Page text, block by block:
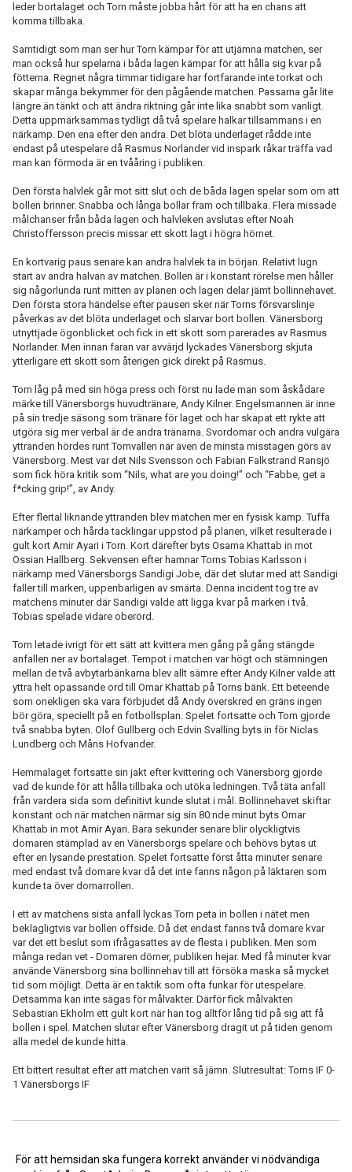
leder bortalaget och Torn måste jobba hårt för att ha en chans att
komma tillbaka.
Samtidigt som man ser hur Torn kämpar för att utjämna matchen, ser
man också hur spelarna i båda lagen kämpar för att hålla sig kvar på
fötterna. Regnet några timmar tidigare har fortfarande inte torkat och
skapar många bekymmer för den pågående matchen. Passarna går lite
längre än tänkt och att ändra riktning går inte lika snabbt som vanligt.
Detta uppmärksammas tydligt då två spelare halkar tillsammans i en
närkamp. Den ena efter den andra. Det blöta underlaget rådde inte
endast på utespelare då Rasmus Norlander vid inspark råkar träffa vad
man kan förmoda är en tvååring i publiken.
Den första halvlek går mot sitt slut och de båda lagen spelar som om att
bollen brinner. Snabba och långa bollar fram och tillbaka. Flera missade
målchanser från båda lagen och halvleken avslutas efter Noah
Christoffersson precis missar ett skott lagt i högra hörnet.
En kortvarig paus senare kan andra halvlek ta in början. Relativt lugn
start av andra halvan av matchen. Bollen är i konstant rörelse men håller
sig någorlunda runt mitten av planen och lagen delar jämt bollinnehavet.
Den första stora händelse efter pausen sker när Torns försvarslinje
påverkas av det blöta underlaget och slarvar bort bollen. Vänersborg
utnyttjade ögonblicket och fick in ett skott som parerades av Rasmus
Norlander. Men innan faran var avvärjd lyckades Vänersborg skjuta
ytterligare ett skott som återigen gick direkt på Rasmus.
Torn låg på med sin höga press och först nu lade man som åskådare
märke till Vänersborgs huvudtränare, Andy Kilner. Engelsmannen är inne
på sin tredje säsong som tränare för laget och har skapat ett rykte att
utgöra sig mer verbal är de andra tränarna. Svordomar och andra vulgära
yttranden hördes runt Tornvallen när även de minsta misstagen görs av
Vänersborg. Mest var det Nils Svensson och Fabian Falkstrand Ransjö
som fick höra kritik som “Nils, what are you doing!” och “Fabbe, get a
f*cking grip!”, av Andy.
Efter flertal liknande yttranden blev matchen mer en fysisk kamp. Tuffa
närkamper och hårda tacklingar uppstod på planen, vilket resulterade i
gult kort Amir Ayari i Torn. Kort därefter byts Osama Khattab in mot
Ossian Hallberg. Sekvensen efter hamnar Torns Tobias Karlsson i
närkamp med Vänersborgs Sandigi Jobe, där det slutar med att Sandigi
faller till marken, uppenbarligen av smärta. Denna incident tog tre av
matchens minuter där Sandigi valde att ligga kvar på marken i två.
Tobias spelade vidare oberörd.
Torn letade ivrigt för ett sätt att kvittera men gång på gång stängde
anfallen ner av bortalaget. Tempot i matchen var högt och stämningen
mellan de två avbytarbänkarna blev allt sämre efter Andy Kilner valde att
yttra helt opassande ord till Omar Khattab på Torns bänk. Ett beteende
som onekligen ska vara förbjudet då Andy överskred en gräns ingen
bör göra, speciellt på en fotbollsplan. Spelet fortsatte och Torn gjorde
två snabba byten. Olof Gullberg och Edvin Svalling byts in för Niclas
Lundberg och Måns Hofvander.
Hemmalaget fortsatte sin jakt efter kvittering och Vänersborg gjorde
vad de kunde för att hålla tillbaka och utöka ledningen. Två täta anfall
från vardera sida som definitivt kunde slutat i mål. Bollinnehavet skiftar
konstant och när matchen närmar sig sin 80:nde minut byts Omar
Khattab in mot Amir Ayari. Bara sekunder senare blir olyckligtvis
domaren stämplad av en Vänersborgs spelare och behövs bytas ut
efter en lysande prestation. Spelet fortsatte först åtta minuter senare
med endast två domare kvar då det inte fanns någon på läktaren som
kunde ta över domarrollen.
I ett av matchens sista anfall lyckas Torn peta in bollen i nätet men
beklagligtvis var bollen offside. Då det endast fanns två domare kvar
var det ett beslut som ifrågasattes av de flesta i publiken. Men som
många redan vet - Domaren dömer, publiken hejar. Med få minuter kvar
använde Vänersborg sina bollinnehav till att försöka maska så mycket
tid som möjligt. Detta är en taktik som ofta funkar för utespelare.
Detsamma kan inte sägas för målvakter. Därför fick målvakten
Sebastian Ekholm ett gult kort när han tog alltför lång tid på sig att få
bollen i spel. Matchen slutar efter Vänersborg dragit ut på tiden genom
alla medel de kunde hitta.
Ett bittert resultat efter att matchen varit så jämn. Slutresultat: Torns IF 0-
1 Vänersborgs IF
<< Tillbaka
För att hemsidan ska fungera korrekt använder vi nödvändiga